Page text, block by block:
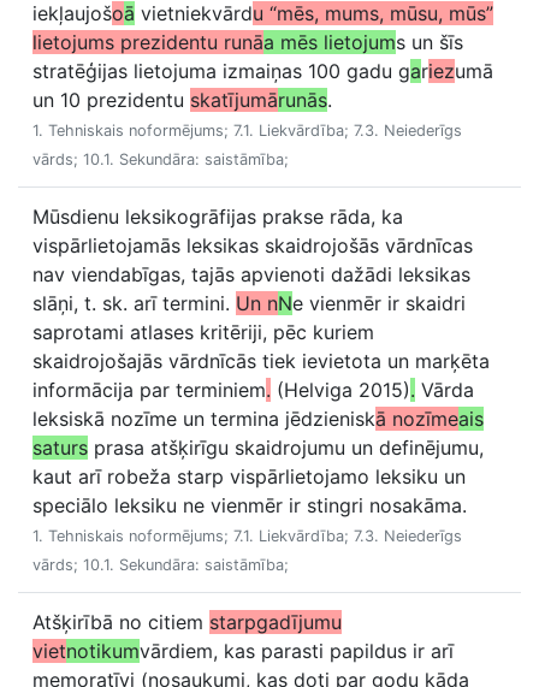
iekļaujošoā vietniekvārdu “mēs, mums, mūsu, mūs”
lietojums prezidentu runāa mēs lietojums un šīs
stratēģijas lietojuma izmaiņas 100 gadu gariezumā
un 10 prezidentu skatījumārunās.
1. Tehniskais noformējums; 7.1. Liekvārdība; 7.3. Neiederīgs
vārds; 10.1. Sekundāra: saistāmība;
Mūsdienu leksikogrāfijas prakse rāda, ka
vispārlietojamās leksikas skaidrojošās vārdnīcas
nav viendabīgas, tajās apvienoti dažādi leksikas
slāņi, t. sk. arī termini. Un nNe vienmēr ir skaidri
saprotami atlases kritēriji, pēc kuriem
skaidrojošajās vārdnīcās tiek ievietota un marķēta
informācija par terminiem. (Helviga 2015). Vārda
leksiskā nozīme un termina jēdzieniskā nozīmeais
saturs prasa atšķirīgu skaidrojumu un definējumu,
kaut arī robeža starp vispārlietojamo leksiku un
speciālo leksiku ne vienmēr ir stingri nosakāma.
1. Tehniskais noformējums; 7.1. Liekvārdība; 7.3. Neiederīgs
vārds; 10.1. Sekundāra: saistāmība;
Atšķirībā no citiem starpgadījumu
vietnotikumvārdiem, kas parasti papildus ir arī
memoratīvi (nosaukumi, kas doti par godu kāda